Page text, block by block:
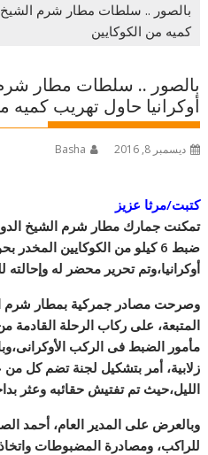
بالصور .. سلطات مطار شرم الشيخ
كميه من الكوكايين
بالصور .. سلطات مطار
أوكرانيا حاول تهريب كميه
ديسمبر 8, 2016 Basha
كتبت/مرثا عزيز
تمكنت جمارك مطار شرم الشيخ
ضبط 6 كيلو من الكوكايين
أوكرانيا،وتم تحرير محضر له وإحالته
وصرحت مصادر جمركية بمطار شرم
المتبعة، على ركاب الرحلة القادمة
مأمور الضبط فى الركب
زلابية، أمر بتشكيل لجنة تضم كل من
الليل،حيث تم تفتيش حقائبه وعثر بداخلها على 6 كيلو
وبالعرض على المدير العام، أحمد
للراكب، ومصادرة المضبوطات واتخاذ